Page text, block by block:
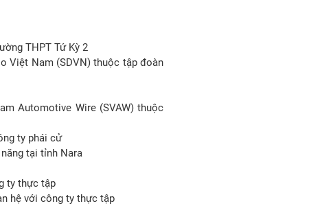
THPT Tứ Kỳ 2
Việt Nam (SDVN) thuộc tập đoàn
Automotive Wire (SVAW) thuộc
ty phái cử
tại tỉnh Nara
ty thực tập
hệ với công ty thực tập